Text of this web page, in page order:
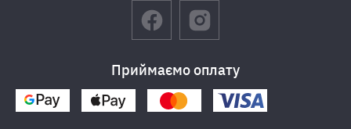
Приймаємо оплату